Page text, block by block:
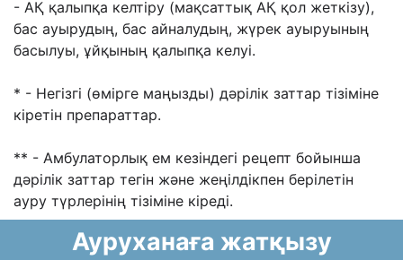
- АҚ қалыпқа келтіру (мақсаттық АҚ қол жеткізу),
бас ауырудың, бас айналудың, жүрек ауыруының
басылуы, ұйқының қалыпқа келуі.
* - Негізгі (өмірге маңызды) дəрілік заттар тізіміне
кіретін препараттар.
** - Амбулаторлық ем кезіндегі рецепт бойынша
дəрілік заттар тегін жəне жеңілдікпен берілетін
ауру түрлерінің тізіміне кіреді.
Ауруханаға жатқызу